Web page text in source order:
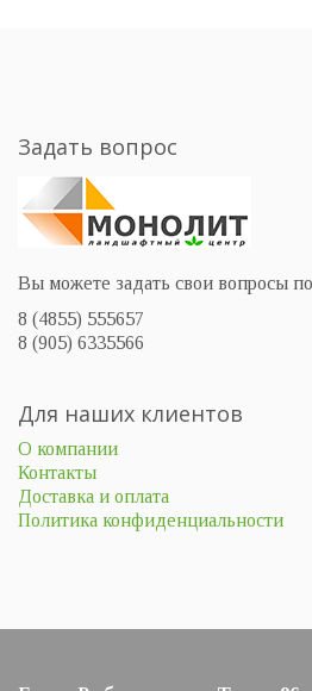
Задать вопрос
Вы можете задать свои вопросы
8 (4855) 555657
8 (905) 6335566
Для наших клиентов
О компании
Контакты
Доставка и оплата
Политика конфиденциальности